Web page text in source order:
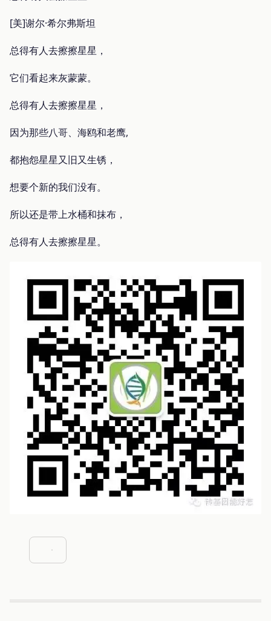
[美]谢尔·希尔弗斯坦
总得有人去擦擦星星，
它们看起来灰蒙蒙。
总得有人去擦擦星星，
因为那些八哥、海鸥和老鹰,
都抱怨星星又旧又生锈，
想要个新的我们没有。
所以还是带上水桶和抹布，
总得有人去擦擦星星。